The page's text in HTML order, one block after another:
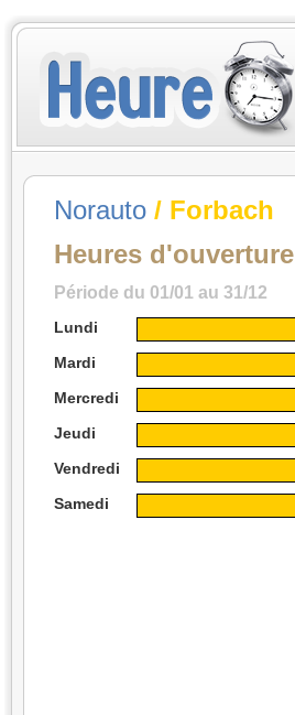
Norauto / Forbach
Heures d'ouverture
Période du 01/01 au 31/12
Lundi
Mardi
Mercredi
Jeudi
Vendredi
Samedi